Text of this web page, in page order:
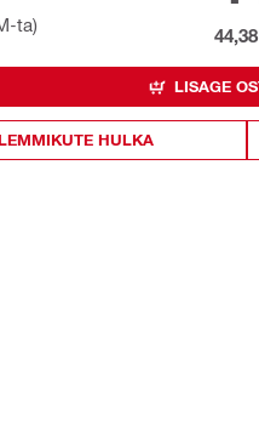
ta)
LISAGE
HULKA